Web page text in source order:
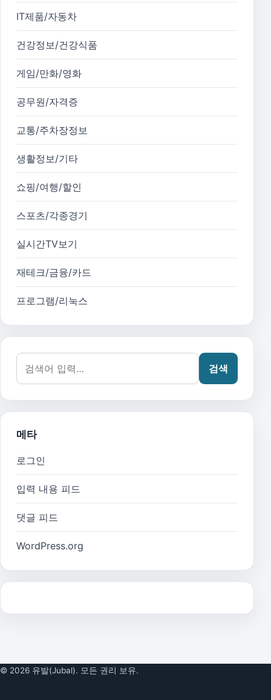
IT제품/자동차
건강정보/건강식품
게임/만화/영화
공무원/자격증
교통/주차장정보
생활정보/기타
쇼핑/여행/할인
스포츠/각종경기
실시간TV보기
재테크/금융/카드
프로그램/리눅스
검색어:
검색
메타
로그인
입력 내용 피드
댓글 피드
WordPress.org
© 2026 유발(Jubal). 모든 권리 보유.